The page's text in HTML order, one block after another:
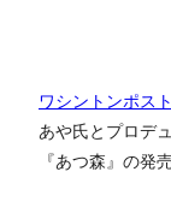
ワシントンポスト
あや氏とプロデ
『あつ森』の発